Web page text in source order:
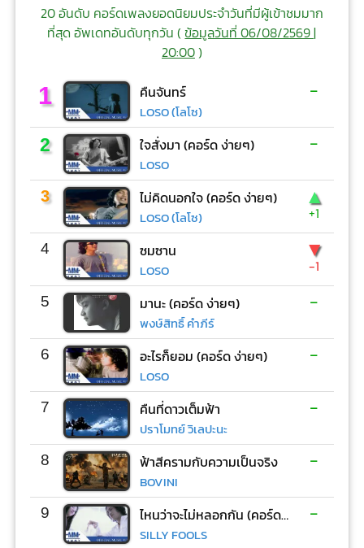
20 อันดับ คอร์ดเพลงยอดนิยมประจำวันที่มีผู้เข้าชมมาก
ที่สุด อัพเดทอันดับทุกวัน (ข้อมูลวันที่ 06/08/2569 |
20:00)
1 คืนจันทร์
LOSO (โลโซ)
-
2 ใจสั่งมา (คอร์ด ง่ายๆ)
LOSO
-
3 ไม่คิดนอกใจ (คอร์ด ง่ายๆ)
LOSO (โลโซ)
▲
+1
4 ซมซาน
LOSO
▼
-1
5 มานะ (คอร์ด ง่ายๆ)
พงษ์สิทธิ์ คำภีร์
-
6 อะไรก็ยอม (คอร์ด ง่ายๆ)
LOSO
-
7 คืนที่ดาวเต็มฟ้า
ปราโมทย์ วิเลปะนะ
-
8 ฟ้าสีครามกับความเป็นจริง
BOVINI
-
9 ไหนว่าจะไม่หลอกกัน (คอร์ด ง่ายๆ)
SILLY FOOLS
-